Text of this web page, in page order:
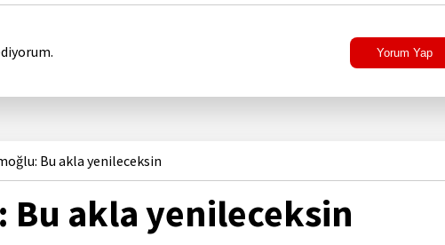
Yorum Yap
Bu akla yenileceksin
akla yenileceksin